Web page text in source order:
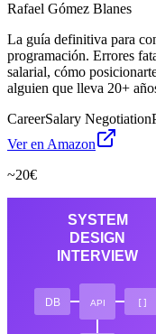
Rafael Gómez Blanes
La guía definitiva para
programación. Errores
salarial, cómo
alguien que lleva 20+
CareerSalary Negotiation
Ver en Amazon
~20€